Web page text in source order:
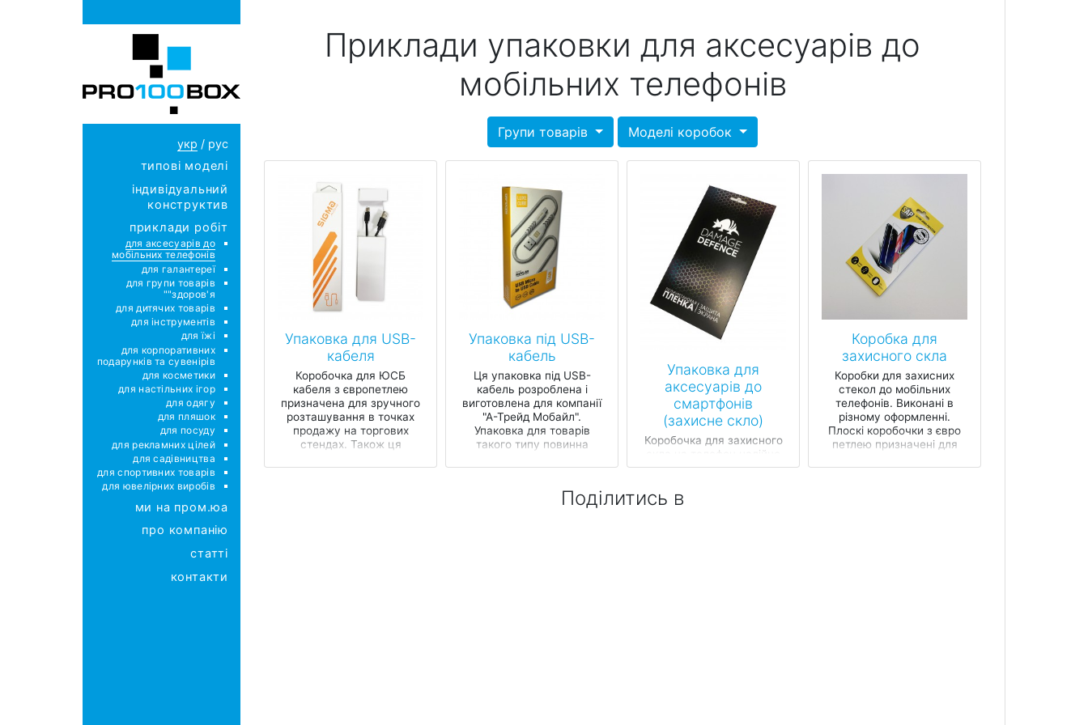
укр / рус
типові моделі
індивідуальний
конструктив
приклади робіт
для аксесуарів до
мобільних телефонів
для галантереї
для групи товарів
"здоров'я"
для дитячих товарів
для інструментів
для їжі
для корпоративних
подарунків та сувенірів
для косметики
для настільних ігор
для одягу
для пляшок
для посуду
для рекламних цілей
для садівництва
для спортивних товарів
для ювелірних виробів
ми на пром.юа
про компанію
статті
контакти
Приклади упаковки для аксесуарів до
мобільних телефонів
Групи товарів Моделі коробок
Упаковка для USB-
кабеля
Коробочка для ЮСБ
кабеля з європетлею
призначена для зручного
розташування в точках
продажу на торгових
стендах. Також ця
Упаковка під USB-
кабель
Ця упаковка під USB-
кабель розроблена і
виготовлена для компанії
"А-Трейд Мобайл".
Упаковка для товарів
такого типу повинна
Упаковка для
аксесуарів до
смартфонів
(захисне скло)
Коробочка для захисного
скла на телефон надійно
зберігає вміст від
коробочки з євро-петлею
Коробка для
захисного скла
Коробки для захисних
стекол до мобільних
телефонів. Виконані в
різному оформленні.
Плоскі коробочки з євро
петлею призначені для
Поділитись в